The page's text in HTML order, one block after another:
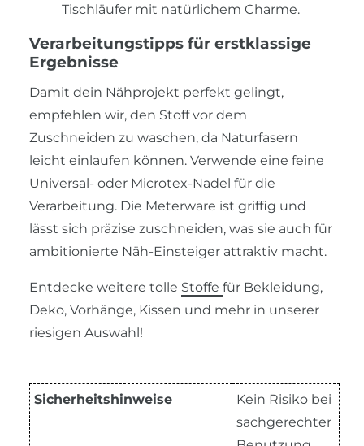
Tischläufer mit natürlichem Charme.
Verarbeitungstipps für erstklassige
Ergebnisse
Damit dein Nähprojekt perfekt gelingt,
empfehlen wir, den Stoff vor dem
Zuschneiden zu waschen, da Naturfasern
leicht einlaufen können. Verwende eine feine
Universal- oder Microtex-Nadel für die
Verarbeitung. Die Meterware ist griffig und
lässt sich präzise zuschneiden, was sie auch für
ambitionierte Näh-Einsteiger attraktiv macht.
Entdecke weitere tolle Stoffe für Bekleidung,
Deko, Vorhänge, Kissen und mehr in unserer
riesigen Auswahl!
Sicherheitshinweise
Kein Risiko bei
sachgerechter